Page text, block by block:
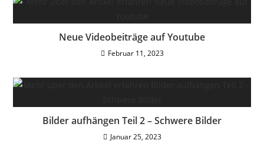
Neue Videobeiträge auf Youtube
Februar 11, 2023
Bilder aufhängen Teil 2 – Schwere Bilder
Januar 25, 2023